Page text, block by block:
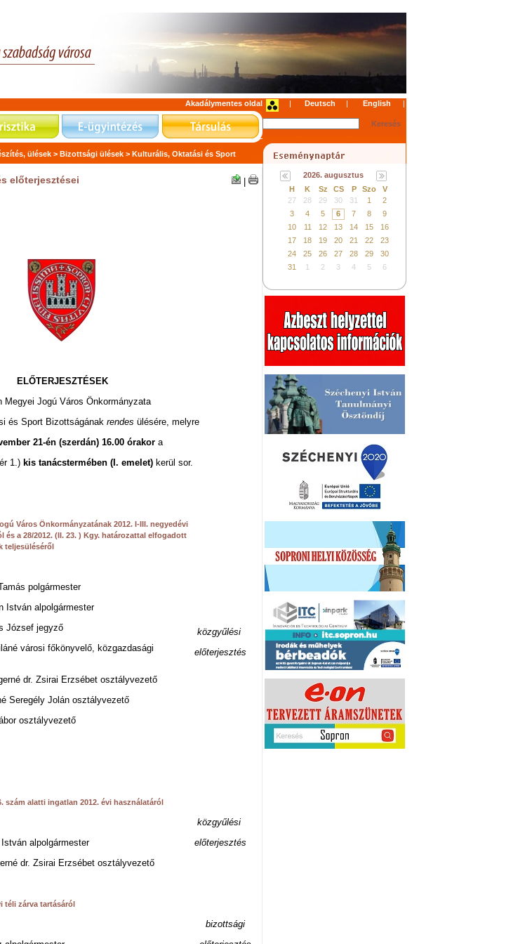
| | |
Akadálymentes oldal
ülések > Bizottsági ülések > Kulturális, Oktatási és Sport
előterjesztései
ELŐTERJESZTÉSEK
Megyei Jogú Város Önkormányzata
és Sport Bizottságának rendes ülésére, melyre
21-én (szerdán) 16.00 órakor a
1.)kis tanácstermében (I. emelet) kerül sor.
Város Önkormányzatának 2012. I-III. negyedévi
és a 28/2012. (II. 23. ) Kgy. határozattal elfogadott
teljesüléséről
polgármester
jegyző
főkönyvelő, közgazdasági
Erzsébet osztályvezető
Jolán osztályvezető
közgyűlési
előterjesztés
szám alatti ingatlan 2012. évi használatáról
alpolgármester
Zsirai Erzsébet osztályvezető
közgyűlési
előterjesztés
téli zárva tartásáról
bizottsági
2026. augusztus
H
K Sz CS P Szo
V
27
28 29 30 31 1
2
3
4 5 6 7 8
9
10
11 12 13 14 15
16
17
18 19 20 21 22
23
24
25 26 27 28 29
30
31
1 2 3 4 5 6